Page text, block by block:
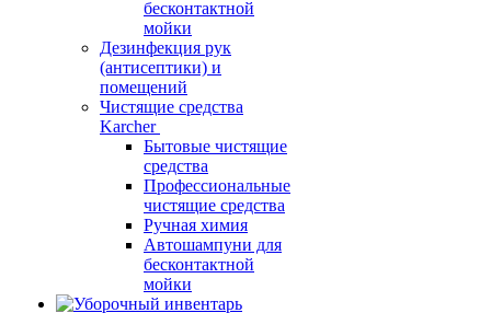
бесконтактной
мойки
Дезинфекция рук
(антисептики) и
помещений
Чистящие средства
Karcher
Бытовые чистящие
средства
Профессиональные
чистящие средства
Ручная химия
Автошампуни для
бесконтактной
мойки